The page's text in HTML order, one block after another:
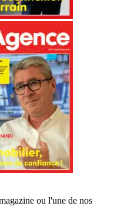
ou l'une de nos